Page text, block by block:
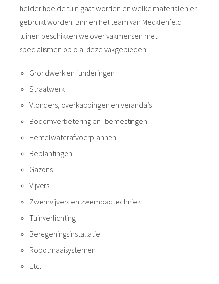
helder hoe de tuin gaat worden en welke materialen er
gebruikt worden. Binnen het team van Mecklenfeld
tuinen beschikken we over vakmensen met
specialismen op o.a. deze vakgebieden:
Grondwerk en funderingen
Straatwerk
Vlonders, overkappingen en veranda’s
Bodemverbetering en -bemestingen
Hemelwaterafvoerplannen
Beplantingen
Gazons
Vijvers
Zwemvijvers en zwembadtechniek
Tuinverlichting
Beregeningsinstallatie
Robotmaaisystemen
Etc.